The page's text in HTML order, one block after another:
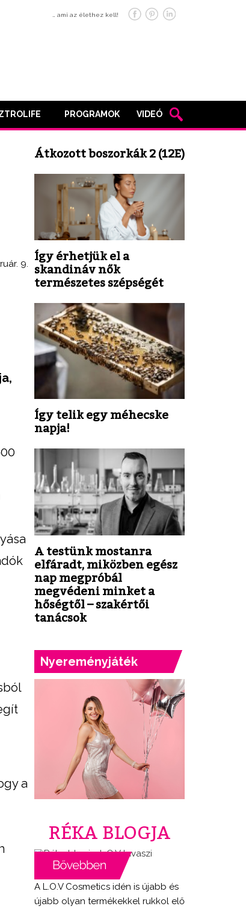
… ami az élethez kell!
PROGRAMOK VIDEÓ
9.
a
Átkozott boszorkák 2 (12E)
Így érhetjük el a
skandináv nők
természetes szépségét
Így telik egy méhecske
napja!
A testünk mostanra
elfáradt, miközben egész
nap megpróbál
megvédeni minket a
hőségtől – szakértői
tanácsok
Nyereményjáték
RÉKA BLOGJA
A L.O.V Cosmetics idén is újabb és
újabb olyan termékekkel rukkol elő